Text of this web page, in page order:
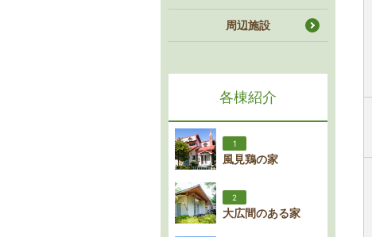
周辺施設
各棟紹介
1
風見鶏の家
2
大広間のある家